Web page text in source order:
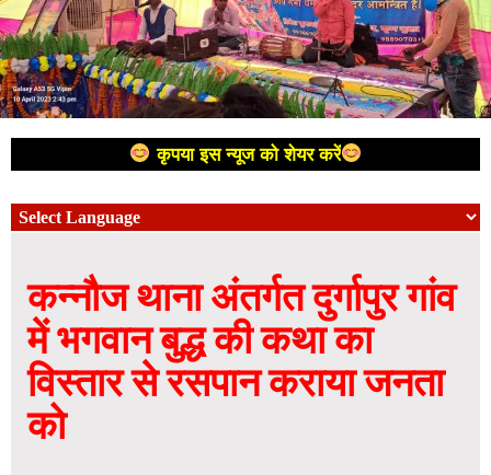
कृपया इस न्यूज को शेयर करें
कन्नौज थाना अंतर्गत दुर्गापुर गांव
में भगवान बुद्ध की कथा का
विस्तार से रसपान कराया जनता
को